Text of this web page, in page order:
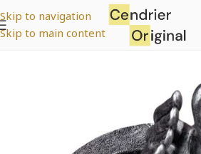
Skip to navigation
Skip to main content